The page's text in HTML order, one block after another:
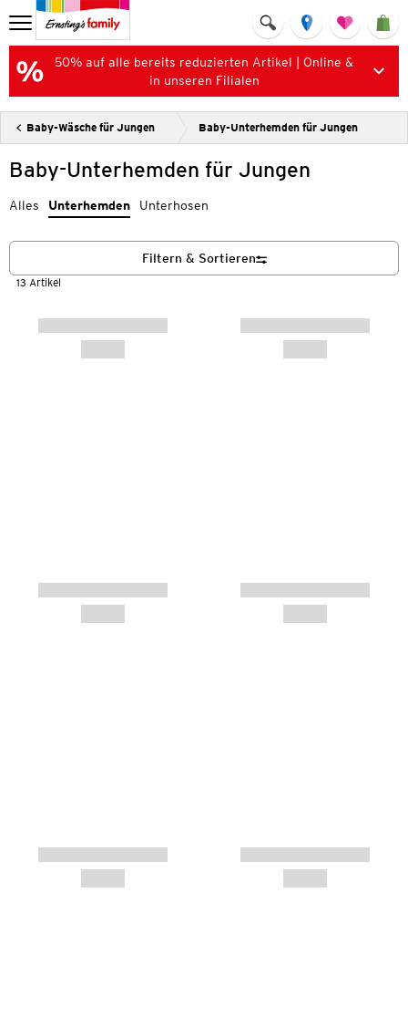
50% auf alle bereits reduzierten Artikel | Online &
in unseren Filialen
Baby-Wäsche für Jungen Baby-Unterhemden für Jungen
Baby-Unterhemden für Jungen
Alles Unterhemden Unterhosen
13 Artikel
Filtern & Sortieren